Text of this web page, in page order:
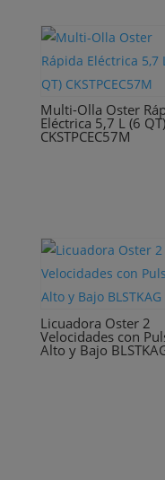
Multi-Olla Oster
Eléctrica 5,7 L (6 QT)
CKSTPCEC57M
Licuadora Oster 2
Velocidades con
Alto y Bajo